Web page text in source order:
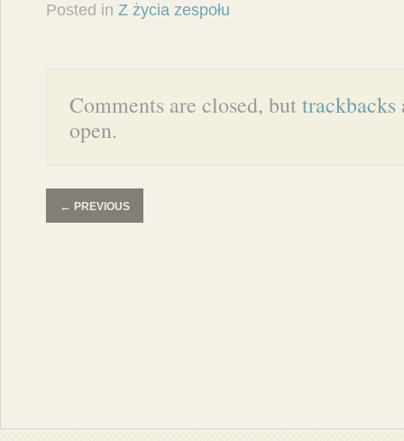
Posted in Z życia zespołu
Comments are closed, buttrackbacks
open.
← PREVIOUS